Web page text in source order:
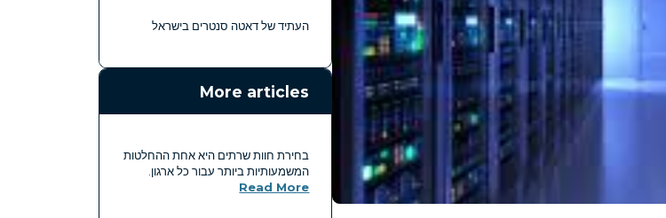
העתיד של דאטה סנטרים בישראל
More articles
בחירת חוות שרתים היא אחת ההחלטות
המשמעותיות ביותר עבור כל ארגון.
Read More